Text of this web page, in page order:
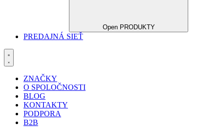
Open PRODUKTY
PREDAJNÁ SIEŤ
ZNAČKY
O SPOLOČNOSTI
BLOG
KONTAKTY
PODPORA
B2B